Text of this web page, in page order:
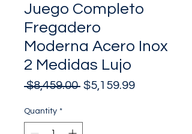
Juego Completo
Fregadero
Moderna Acero Inox
2 Medidas Lujo
$8,459.00 Regular
$5,159.99Sale
Quantity *